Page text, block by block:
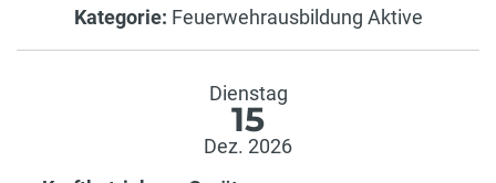
Kategorie: Feuerwehrausbildung Aktive
Dienstag
15
Dez. 2026